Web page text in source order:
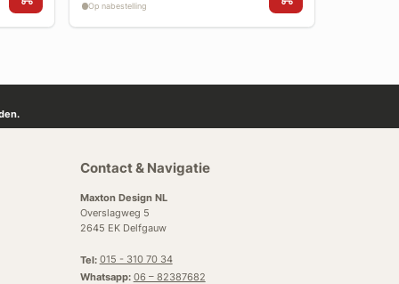
Op nabestelling
Contact & Navigatie
Maxton Design NL
Overslagweg 5
2645 EK Delfgauw
Tel: 015 - 310 70 34
Whatsapp: 06 – 82387682